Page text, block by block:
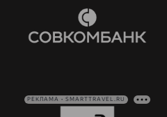
РЕКЛАМА • SMARTTRAVEL.RU